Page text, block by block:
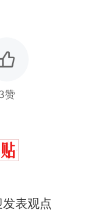
赞
表观点